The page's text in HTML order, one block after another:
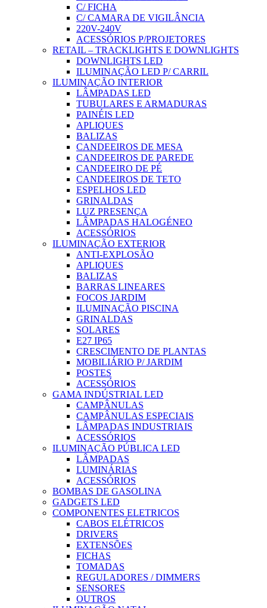
C/ FICHA
C/ CAMARA DE VIGILÂNCIA
220V-240V
ACESSÓRIOS P/PROJETORES
RETAIL – TRACKLIGHTS E DOWNLIGHTS
DOWNLIGHTS LED
ILUMINAÇÃO LED P/ CARRIL
ILUMINAÇÃO INTERIOR
LÂMPADAS LED
TUBULARES E ARMADURAS
PAINÉIS LED
APLIQUES
BALIZAS
CANDEEIROS DE MESA
CANDEEIROS DE PAREDE
CANDEEIRO DE PÉ
CANDEEIROS DE TETO
ESPELHOS LED
GRINALDAS
LUZ PRESENÇA
LÂMPADAS HALOGÉNEO
ACESSÓRIOS
ILUMINAÇÃO EXTERIOR
ANTI-EXPLOSÃO
APLIQUES
BALIZAS
BARRAS LINEARES
FOCOS JARDIM
ILUMINAÇÃO PISCINA
GRINALDAS
SOLARES
E27 IP65
CRESCIMENTO DE PLANTAS
MOBILIÁRIO P/ JARDIM
POSTES
ACESSÓRIOS
GAMA INDÚSTRIAL LED
CAMPÂNULAS
CAMPÂNULAS ESPECIAIS
LÂMPADAS INDUSTRIAIS
ACESSÓRIOS
ILUMINAÇÃO PÚBLICA LED
LÂMPADAS
LUMINÁRIAS
ACESSÓRIOS
BOMBAS DE GASOLINA
GADGETS LED
COMPONENTES ELETRICOS
CABOS ELÉTRICOS
DRIVERS
EXTENSÕES
FICHAS
TOMADAS
REGULADORES / DIMMERS
SENSORES
OUTROS